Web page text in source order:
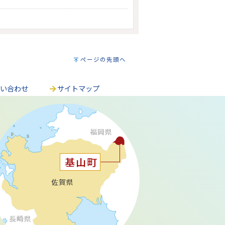
ページの先頭へ
合わせ サイトマップ